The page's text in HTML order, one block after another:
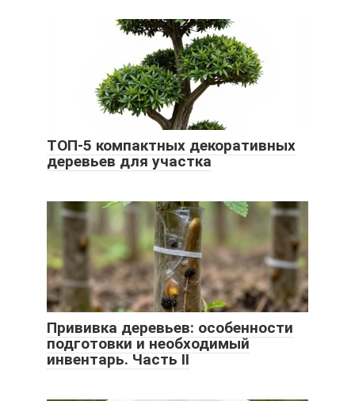
ТОП-5 компактных декоративных
деревьев для участка
Прививка деревьев: особенности
подготовки и необходимый
инвентарь. Часть II